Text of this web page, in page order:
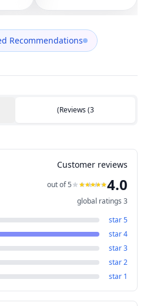
DC05V 0.50A
Recommendations
Reviews(3
)
Customer reviews
4.0
out of 5
3
global ratings
5
star
4
star
3
star
2
star
1
star